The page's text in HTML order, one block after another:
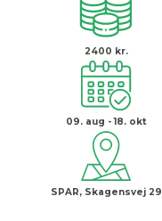
2400 kr.
09. aug - 18. okt
SPAR, Skagensvej 29